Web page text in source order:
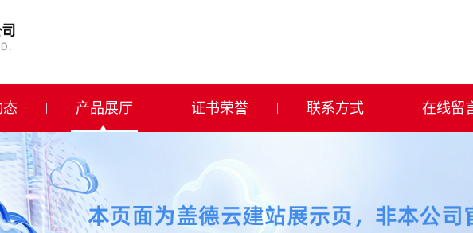
产品展厅 证书荣誉 联系方式 在线留